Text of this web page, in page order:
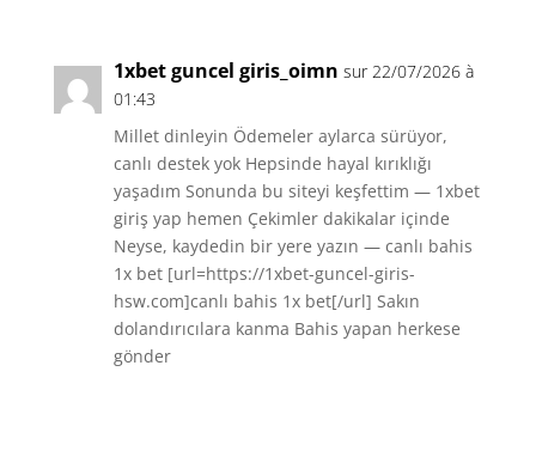
1xbet guncel giris_oimn sur 22/07/2026 à
01:43
Millet dinleyin Ödemeler aylarca sürüyor,
canlı destek yok Hepsinde hayal kırıklığı
yaşadım Sonunda bu siteyi keşfettim — 1xbet
giriş yap hemen Çekimler dakikalar içinde
Neyse, kaydedin bir yere yazın — canlı bahis
1x bet [url=https://1xbet-guncel-giris-
hsw.com]canlı bahis 1x bet[/url] Sakın
dolandırıcılara kanma Bahis yapan herkese
gönder